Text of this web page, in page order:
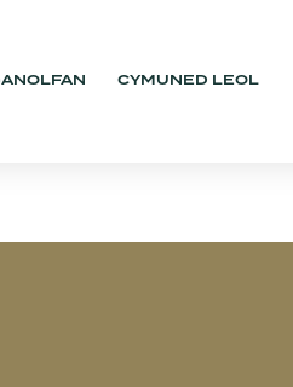
CYMUNED LEOL